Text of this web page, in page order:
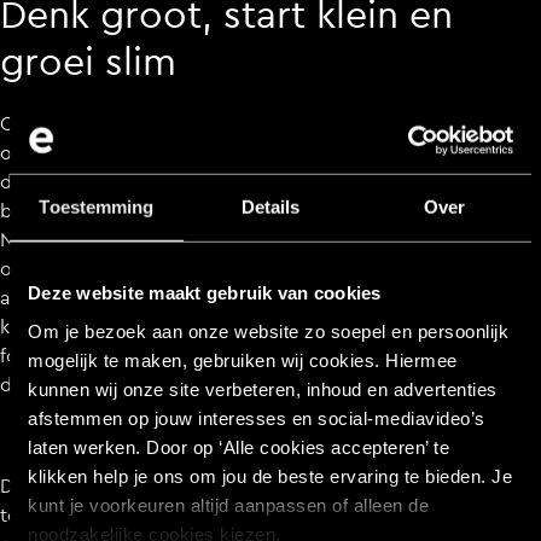
Toestemming Details Over
Deze website maakt gebruik van cookies
Om je bezoek aan onze website zo soepel en persoonlijk
mogelijk te maken, gebruiken wij cookies. Hiermee
kunnen wij onze site verbeteren, inhoud en advertenties
afstemmen op jouw interesses en social‑mediavideo’s
laten werken. Door op ‘Alle cookies accepteren’ te
klikken help je ons om jou de beste ervaring te bieden. Je
kunt je voorkeuren altijd aanpassen of alleen de
noodzakelijke cookies kiezen.
Denk groot, start klein en
groei slim
Om succes te creëren heb je een idee nodig. Een idee
ontstaat niet plotseling, maar wordt gecreëerd. Om
deze reden beginnen we te allen tijde met een creatieve
brainstormsessie met de vakkundigen van Every Day.
Na afronding van deze brainstormsessie zijn we gereed
om een strategische basis te creëren. Hierna hebben we
antwoord op o.a. de volgende vragen: waar liggen
kansen, hoe vergroten we deze klanten, waar ligt de
focus, hoe bereiken we succes, wat zijn de
doelstellingen etc.
Denk groot, maar start klein. Om vlug naar een lancering
toe te werken, wordt jouw project in SPRINT-vorm